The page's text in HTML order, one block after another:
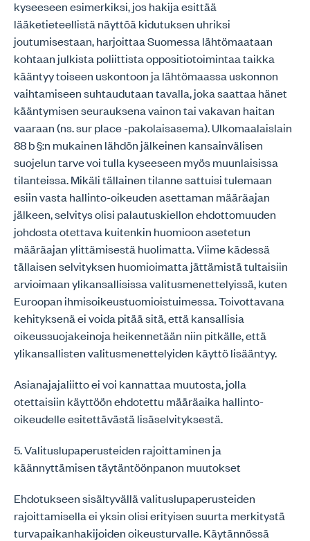
kyseeseen esimerkiksi, jos hakija esittää
lääketieteellistä näyttöä kidutuksen uhriksi
joutumisestaan, harjoittaa Suomessa lähtömaataan
kohtaan julkista poliittista oppositiotoimintaa taikka
kääntyy toiseen uskontoon ja lähtömaassa uskonnon
vaihtamiseen suhtaudutaan tavalla, joka saattaa hänet
kääntymisen seurauksena vainon tai vakavan haitan
vaaraan (ns. sur place -pakolaisasema). Ulkomaalaislain
88 b §:n mukainen lähdön jälkeinen kansainvälisen
suojelun tarve voi tulla kyseeseen myös muunlaisissa
tilanteissa. Mikäli tällainen tilanne sattuisi tulemaan
esiin vasta hallinto-oikeuden asettaman määräajan
jälkeen, selvitys olisi palautuskiellon ehdottomuuden
johdosta otettava kuitenkin huomioon asetetun
määräajan ylittämisestä huolimatta. Viime kädessä
tällaisen selvityksen huomioimatta jättämistä tultaisiin
arvioimaan ylikansallisissa valitusmenettelyissä, kuten
Euroopan ihmisoikeustuomioistuimessa. Toivottavana
kehityksenä ei voida pitää sitä, että kansallisia
oikeussuojakeinoja heikennetään niin pitkälle, että
ylikansallisten valitusmenettelyiden käyttö lisääntyy.
Asianajajaliitto ei voi kannattaa muutosta, jolla
otettaisiin käyttöön ehdotettu määräaika hallinto-
oikeudelle esitettävästä lisäselvityksestä.
5. Valituslupaperusteiden rajoittaminen ja
käännyttämisen täytäntöönpanon muutokset
Ehdotukseen sisältyvällä valituslupaperusteiden
rajoittamisella ei yksin olisi erityisen suurta merkitystä
turvapaikanhakijoiden oikeusturvalle. Käytännössä